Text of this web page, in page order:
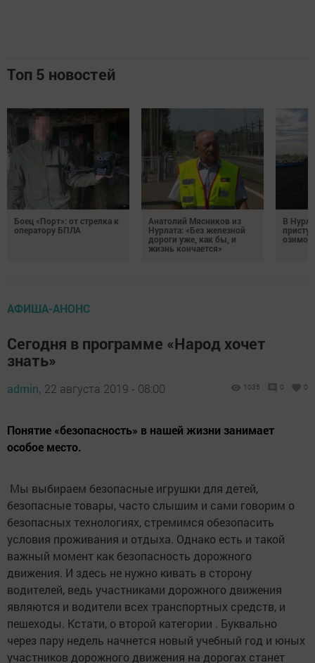
Топ 5 новостей
Боец «Порт»: от стрелка к
оператору БПЛА
Анатолий Мясников из
Нурлата: «Без железной
дороги уже, как бы, и
жизнь кончается»
В
АФИША-АНОНС
Сегодня в программе «Народ хочет
знать»
admin, 22 августа 2019 - 08:00 1035 0 0
Понятие «безопасность» в нашей жизни занимает
особое место.
Мы выбираем безопасные игрушки для детей,
безопасные товары, часто слышим и сами говорим о
безопасных технологиях, стремимся обезопасить
условия проживания и отдыха. Однако есть и такой
важный момент как безопасность дорожного
движения. И здесь не нужно кивать в сторону
водителей, ведь участниками дорожного движения
являются и водители всех транспортных средств, и
пешеходы. Кстати, о второй категории . Буквально
через пару недель начнется новый учебный год и юных
участников дорожного движения на дорогах станет